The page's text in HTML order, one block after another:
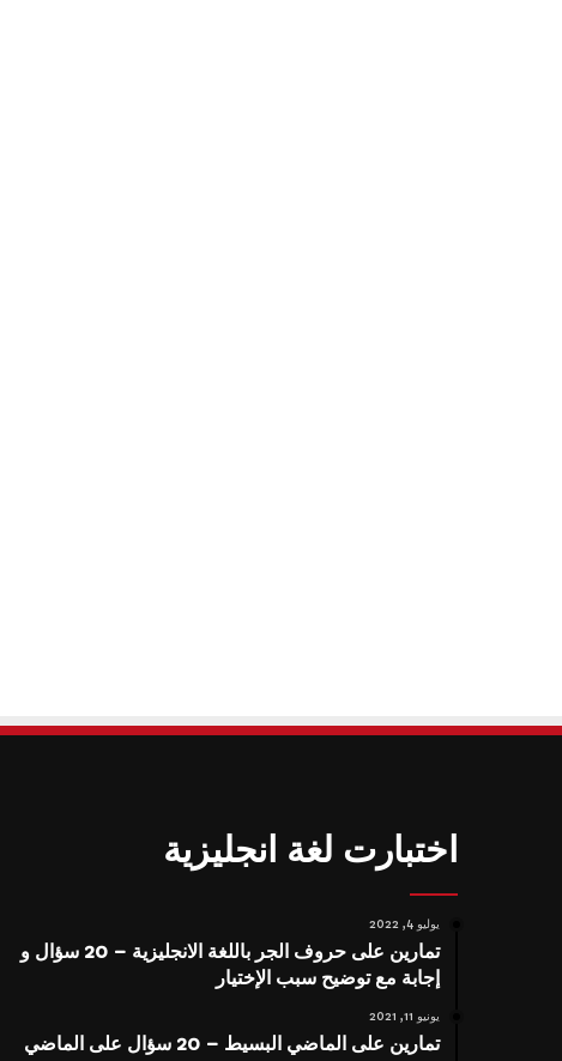
اختبارت لغة انجليزية
يوليو 4, 2022
تمارين على حروف الجر باللغة الانجليزية – 20 سؤال و
إجابة مع توضيح سبب الإختيار
يونيو 11, 2021
تمارين على الماضي البسيط – 20 سؤال على الماضي